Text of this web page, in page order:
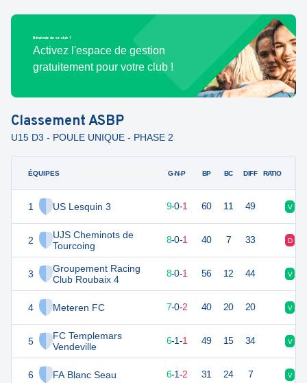
Bénévole de ce club ?
Activez l'espace de gestion
gratuitement pour votre club !
ClassementASBP
U15 D3 - POULE UNIQUE - PHASE 2
ÉQUIPES
1 US Lesquin 3
2
UJS Cheminots de
Tourcoing
3
Groupement Racing
Club Roubaix 4
4 Meteren FC
5
FC Templemars
Vendeville
6 FA Blanc Seau
G-N-P BP BC DIFF RATIO
9-0-1 60 11 49 V
24 8-0-1 40 7 33 D
24 8-0-1 56 12 44 V
7-0-2 40 20 20 V
19 6-1-1 49 15 34 V
6-1-2 31 24 7 V